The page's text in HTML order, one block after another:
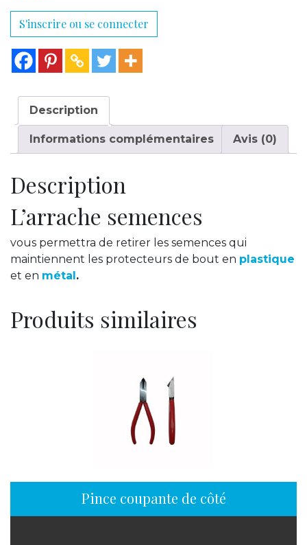
S'inscrire ou se connecter
Description
Informations complémentaires Avis (0)
Description
L’arrache semences
vous permettra de retirer les semences qui
maintiennent les protecteurs de bout en plastique
et en métal.
Produits similaires
Pince coupante de côté